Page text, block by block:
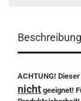
Beschreibung
ACHTUNG!
nicht geeignet!